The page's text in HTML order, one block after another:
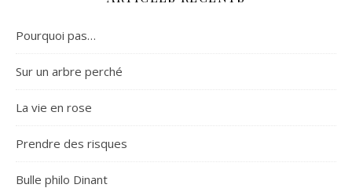
Pourquoi pas…
Sur un arbre perché
La vie en rose
Prendre des risques
Bulle philo Dinant